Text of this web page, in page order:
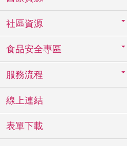
社區資源
食品安全專區
服務流程
線上連結
表單下載